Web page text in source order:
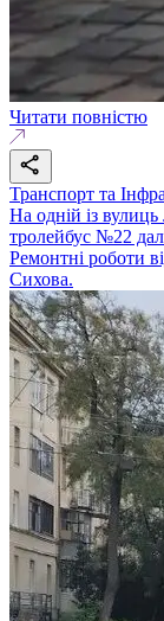
Читати повністю
Транспорт та
На одній із
тролейбус №22
Ремонтні роботи
Сихова.